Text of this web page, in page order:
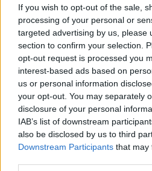
If you wish to opt-out of the sale,
processing of your personal or
targeted advertising by us, please
section to confirm your selection.
opt-out request is processed you
interest-based ads based on
us or personal information
your opt-out. You may separately
disclosure of your personal
IAB’s list of downstream
also be disclosed by us to third
Downstream Participants that may
REVIEWS
Agatha Christie –
London Case Review
BY ΔΗΜΉΤΡΗΣ ΘΩΜΑΔΆΚΗΣ 18/09/
Orson Welles, Peter Ustinov,
Kenneth Branagh, David